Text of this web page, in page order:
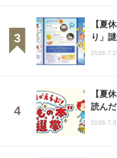
【夏
り」
【夏
読んだ